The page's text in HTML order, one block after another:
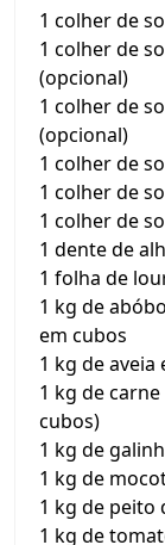
1 colher de
1 colher de
(opcional)
1 colher de
(opcional)
1 colher de
1 colher de
1 colher de
1 dente de
1 folha de
1 kg de
em cubos
1 kg de aveia
1 kg de
cubos)
1 kg de
1 kg de
1 kg de peito
1 kg de